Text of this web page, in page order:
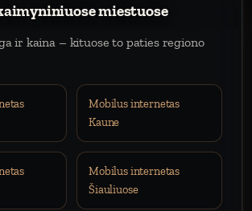
miestuose
ir kaina – kituose to paties regiono
Mobilus internetas
Kaune
Mobilus internetas
Šiauliuose